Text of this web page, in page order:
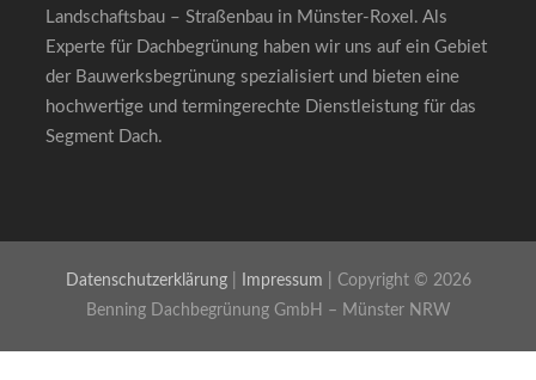
Landschaftsbau – Straßenbau in Münster-Roxel. Als
Experte für Dachbegrünung haben wir uns auf ein Gebiet
der Bauwerksbegrünung spezialisiert und bieten eine
hochwertige und termingerechte Dienstleistung für das
Segment Dach.
Datenschutzerklärung| Impressum | Copyright © 2026
Benning Dachbegrünung GmbH – Münster NRW